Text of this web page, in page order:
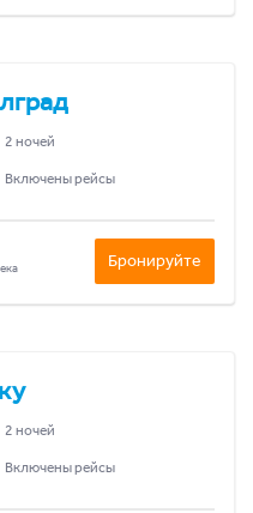
2 ночей
Включены рейсы
Бронируйте
2 ночей
Включены рейсы